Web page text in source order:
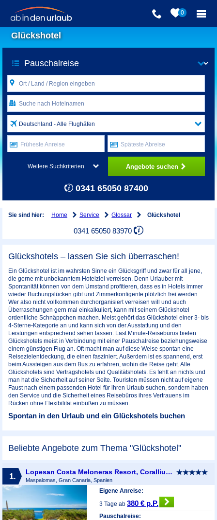
0
Glückshotel
Deutschland - Alle Flughäfen
Früheste Anreise Späteste Abreise
Weitere Suchkriterien Angebote suchen
0341 65050 87400
Sie sind hier: Home Service Glossar Glückshotel
0341 65050 83970
Glückshotels – lassen Sie sich überraschen!
Ein Glückshotel ist im wahrsten Sinne ein Glücksgriff und zwar für all jene,
die gerne mit unbekanntem Hotelziel verreisen. Denn Urlauber mit
Spontanität können von dem Umstand profitieren, dass es in Hotels immer
wieder Buchungslücken gibt und Zimmerkontigente plötzlich frei werden.
Wer also nicht vollkommen durchorganisiert verreisen will und auch
Überraschungen gern mal einkalkuliert, kann mit seinem Glückshotel
ordentliche Schnäppchen machen. Meist gehört das Glückshotel einer 3- bis
4-Sterne-Kategorie an und kann sich von der Ausstattung und den
Leistungen entsprechend sehen lassen. Last Minute-Reisebüros bieten
Glückshotels meist in Verbindung mit einer Pauschalreise beziehungsweise
einem günstigen Flug an. Oft macht man auf diese Weise spontan eíne
Reisezielentdeckung, die einen fasziniert. Außerdem ist es spannend, erst
beim Aussteigen aus dem Bus zu erfahren, wohin die Reise geht. Alle
Glückshotels sind Vertragshotels und Qualitätshotels. Es fehlt an nichts und
man hat die Sicherheit auf seiner Seite. Touristen müssen nicht auf eigene
Faust nach einem passenden Hotel für ihren Urlaub suchen, sondern haben
den Service und die Sicherheit eines Reisebüros ihres Vertrauens im
Rücken ohne Flexibilität einbüßen zu müssen.
Spontan in den Urlaub und ein Glückshotels buchen
Beliebte Angebote zum Thema "Glückshotel"
1. Lopesan Costa Meloneras Resort, Corallium Spa & Casino
Maspalomas, Gran Canaria, Spanien
Eigene Anreise:
3 Tage ab380 € p.P.
Pauschalreise: